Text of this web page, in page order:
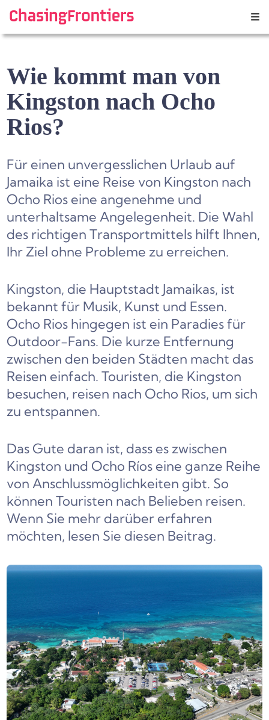
content
Wie kommt man von
Kingston nach Ocho
Rios?
Für einen unvergesslichen Urlaub auf
Jamaika ist eine Reise von Kingston nach
Ocho Rios eine angenehme und
unterhaltsame Angelegenheit. Die Wahl
des richtigen Transportmittels hilft Ihnen,
Ihr Ziel ohne Probleme zu erreichen.
Kingston, die Hauptstadt Jamaikas, ist
bekannt für Musik, Kunst und Essen.
Ocho Rios hingegen ist ein Paradies für
Outdoor-Fans. Die kurze Entfernung
zwischen den beiden Städten macht das
Reisen einfach. Touristen, die Kingston
besuchen, reisen nach Ocho Rios, um sich
zu entspannen.
Das Gute daran ist, dass es zwischen
Kingston und Ocho Ríos eine ganze Reihe
von Anschlussmöglichkeiten gibt. So
können Touristen nach Belieben reisen.
Wenn Sie mehr darüber erfahren
möchten, lesen Sie diesen Beitrag.